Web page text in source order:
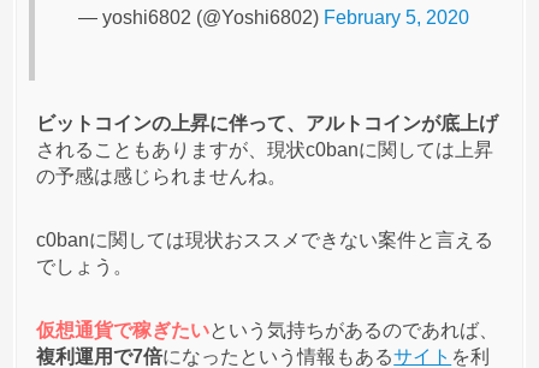
— yoshi6802 (@Yoshi6802) February 5, 2020
ビットコインの上昇に伴って、アルトコインが底上げ
されることもありますが、現状c0banに関しては上昇
の予感は感じられませんね。
c0banに関しては現状おススメできない案件と言える
でしょう。
仮想通貨で稼ぎたいという気持ちがあるのであれば、
複利運用で7倍になったという情報もあるサイト を利